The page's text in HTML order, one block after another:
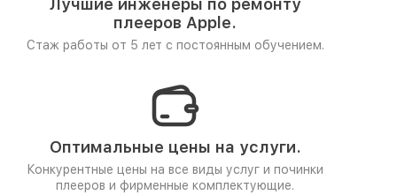
Лучшие инженеры по ремонту
плееров Apple.
Стаж работы от 5 лет с постоянным обучением.
Оптимальные цены на услуги.
Конкурентные цены на все виды услуг и починки
плееров и фирменные комплектующие.